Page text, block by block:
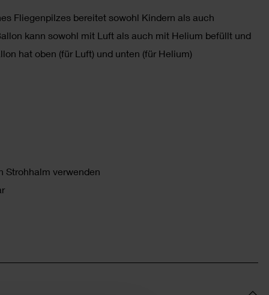
Fliegenpilzes bereitet sowohl Kindern als auch
kann sowohl mit Luft als auch mit Helium befüllt und
hat oben (für Luft) und unten (für Helium)
Strohhalm verwenden